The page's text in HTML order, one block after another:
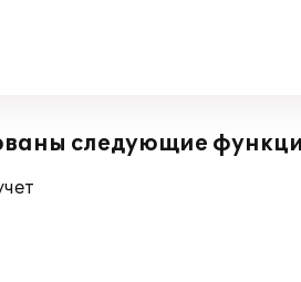
следующие